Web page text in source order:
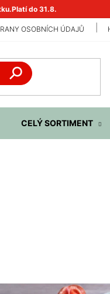
do 31.8.
OSOBNÍCH ÚDAJŮ
CELÝ SORTIMENT